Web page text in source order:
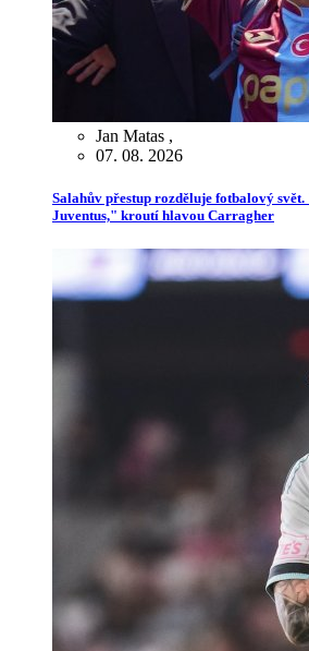
Jan Matas ,
07. 08. 2026
Salahův přestup rozděluje fotbalový
Juventus," kroutí hlavou Carragher